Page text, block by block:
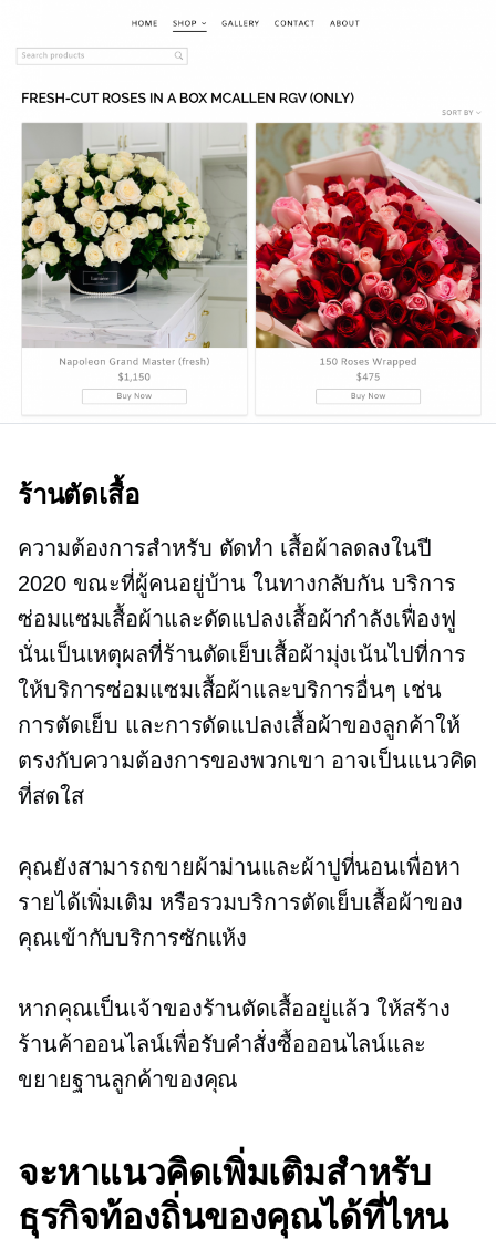
ร้านตัดเสื้อ
ความต้องการสำหรับ ตัดทำ เสื้อผ้าลดลงในปี
2020 ขณะที่ผู้คนอยู่บ้าน ในทางกลับกัน บริการ
ซ่อมแซมเสื้อผ้าและดัดแปลงเสื้อผ้ากำลังเฟื่องฟู
นั่นเป็นเหตุผลที่ร้านตัดเย็บเสื้อผ้ามุ่งเน้นไปที่การ
ให้บริการซ่อมแซมเสื้อผ้าและบริการอื่นๆ เช่น
การตัดเย็บ และการดัดแปลงเสื้อผ้าของลูกค้าให้
ตรงกับความต้องการของพวกเขา อาจเป็นแนวคิด
ที่สดใส
คุณยังสามารถขายผ้าม่านและผ้าปูที่นอนเพื่อหา
รายได้เพิ่มเติม หรือรวมบริการตัดเย็บเสื้อผ้าของ
คุณเข้ากับบริการซักแห้ง
หากคุณเป็นเจ้าของร้านตัดเสื้ออยู่แล้ว ให้สร้าง
ร้านค้าออนไลน์เพื่อรับคำสั่งซื้อออนไลน์และ
ขยายฐานลูกค้าของคุณ
จะหาแนวคิดเพิ่มเติมสำหรับ
ธุรกิจท้องถิ่นของคุณได้ที่ไหน